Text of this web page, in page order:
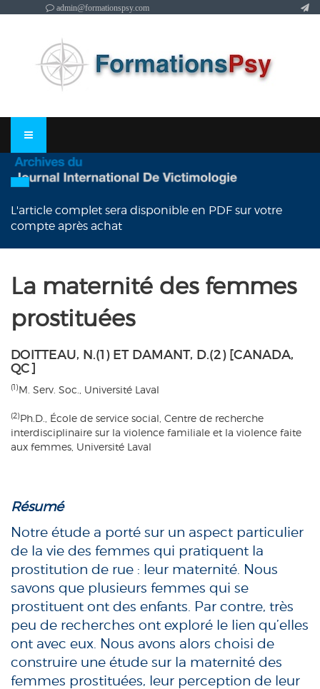
admin@formationspsy.com
L'article complet sera disponible en PDF sur votre
compte après achat
La maternité des femmes
prostituées
DOITTEAU, N.(1) ET DAMANT, D.(2) [CANADA,
QC]
(1)M. Serv. Soc., Université Laval
(2)Ph.D., École de service social, Centre de recherche
interdisciplinaire sur la violence familiale et la violence faite
aux femmes, Université Laval
Résumé
Notre étude a porté sur un aspect particulier
de la vie des femmes qui pratiquent la
prostitution de rue : leur maternité. Nous
savons que plusieurs femmes qui se
prostituent ont des enfants. Par contre, très
peu de recherches ont exploré le lien qu’elles
ont avec eux. Nous avons alors choisi de
construire une étude sur la maternité des
femmes prostituées, leur perception de leur